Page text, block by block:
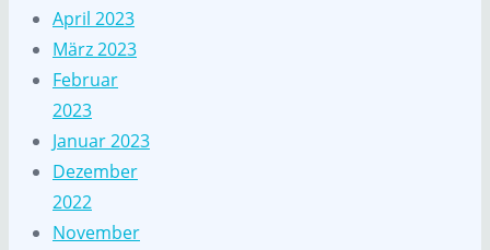
April 2023
März 2023
Februar
2023
Januar 2023
Dezember
2022
November